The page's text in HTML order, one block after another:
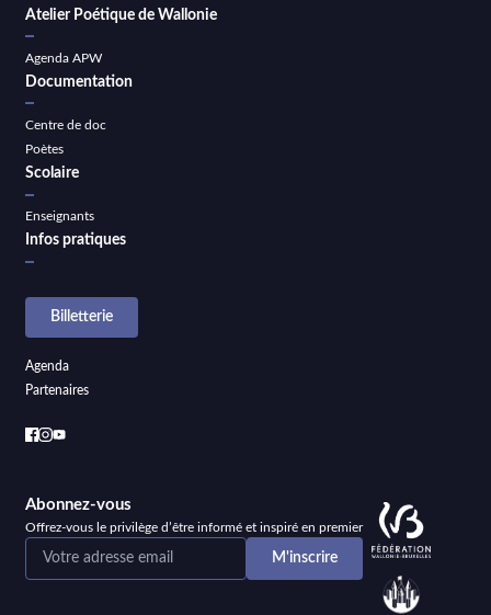
Atelier Poétique de Wallonie
Agenda APW
Documentation
Centre de doc
Poètes
Scolaire
Enseignants
Infos pratiques
Billetterie
Agenda
Partenaires
Abonnez-vous
Offrez-vous le privilège d’être informé et inspiré en premier